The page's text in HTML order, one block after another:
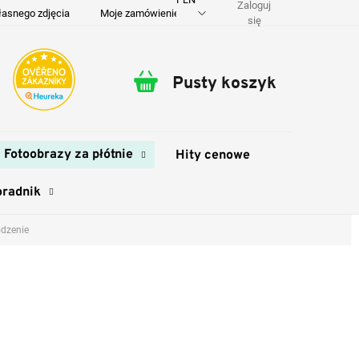
zdjęcia Moje zamówienie Dostawa i płatność
Zaloguj
się
Koszyk
Pusty koszyk
Fotoobrazy za płótnie Hity cenowe